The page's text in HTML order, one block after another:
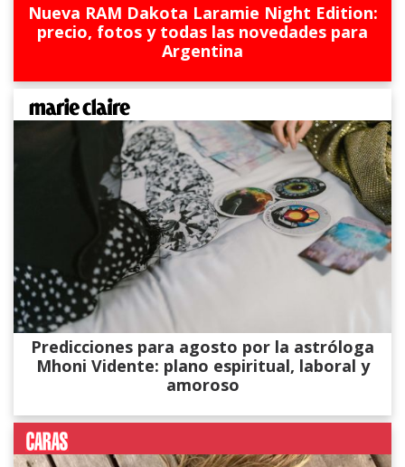
Nueva RAM Dakota Laramie Night Edition:
precio, fotos y todas las novedades para
Argentina
Predicciones para agosto por la astróloga
Mhoni Vidente: plano espiritual, laboral y
amoroso